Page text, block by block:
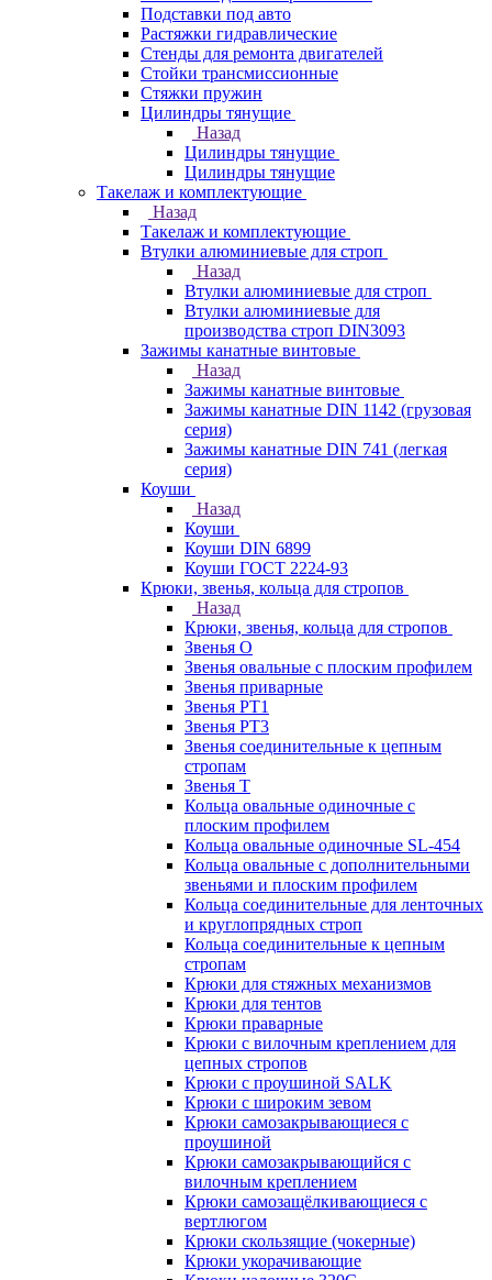
Подставки под авто
Растяжки гидравлические
Стенды для ремонта двигателей
Стойки трансмиссионные
Стяжки пружин
Цилиндры тянущие
Назад
Цилиндры тянущие
Цилиндры тянущие
Такелаж и комплектующие
Назад
Такелаж и комплектующие
Втулки алюминиевые для строп
Назад
Втулки алюминиевые для строп
Втулки алюминиевые для
производства строп DIN3093
Зажимы канатные винтовые
Назад
Зажимы канатные винтовые
Зажимы канатные DIN 1142 (грузовая
серия)
Зажимы канатные DIN 741 (легкая
серия)
Коуши
Назад
Коуши
Коуши DIN 6899
Коуши ГОСТ 2224-93
Крюки, звенья, кольца для стропов
Назад
Крюки, звенья, кольца для стропов
Звенья О
Звенья овальные с плоским профилем
Звенья приварные
Звенья РТ1
Звенья РТ3
Звенья соединительные к цепным
стропам
Звенья Т
Кольца овальные одиночные c
плоским профилем
Кольца овальные одиночные SL-454
Кольца овальные с дополнительными
звеньями и плоским профилем
Кольца соединительные для ленточных
и круглопрядных строп
Кольца соединительные к цепным
стропам
Крюки для стяжных механизмов
Крюки для тентов
Крюки праварные
Крюки с вилочным креплением для
цепных стропов
Крюки с проушиной SALK
Крюки с широким зевом
Крюки самозакрывающиеся с
проушиной
Крюки самозакрывающийся с
вилочным креплением
Крюки самозащёлкивающиеся с
вертлюгом
Крюки скользящие (чокерные)
Крюки укорачивающие